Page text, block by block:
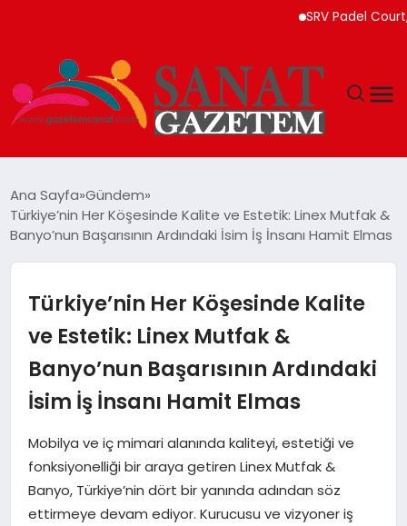
SRV Padel Court,
TEKNOLOJI
YAŞAM
SAĞLIK
DÜNYA
Ana Sayfa Gündem
Türkiye’nin Her Köşesinde Kalite ve Estetik: Linex Mutfak &
Banyo’nun Başarısının Ardındaki İsim İş İnsanı Hamit Elmas
Türkiye’nin Her Köşesinde Kalite
ve Estetik: Linex Mutfak &
Banyo’nun Başarısının Ardındaki
İsim İş İnsanı Hamit Elmas
Mobilya ve iç mimari alanında kaliteyi, estetiği ve
fonksiyonelliği bir araya getiren Linex Mutfak &
Banyo, Türkiye’nin dört bir yanında adından söz
ettirmeye devam ediyor. Kurucusu ve vizyoner iş